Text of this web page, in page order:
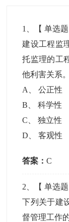
1 、【单选题
建设工程
托监理的工
他利害关系。
A
、公正性
B 、科学性
C 、独立性
D 、客观性
答案：C
2 、【单选题
下列关于建
督管理工作